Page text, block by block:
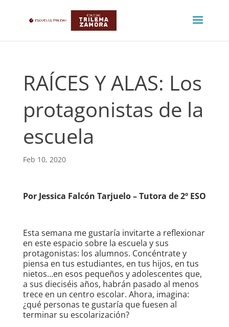
RAÍCES Y ALAS: Los
protagonistas de la
escuela
Feb 10, 2020
Por Jessica Falcón Tarjuelo – Tutora de 2º ESO
Esta semana me gustaría invitarte a reflexionar
en este espacio sobre la escuela y sus
protagonistas: los alumnos. Concéntrate y
piensa en tus estudiantes, en tus hijos, en tus
nietos…en esos pequeños y adolescentes que,
a sus dieciséis años, habrán pasado al menos
trece en un centro escolar. Ahora, imagina:
¿qué personas te gustaría que fuesen al
terminar su escolarización?